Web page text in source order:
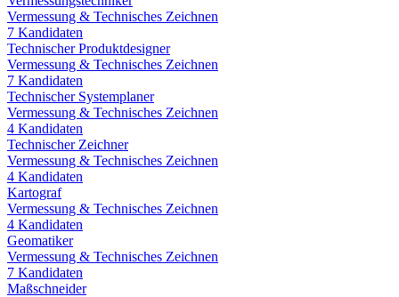
Vermessung & Technisches Zeichnen
7 Kandidaten
Technischer Produktdesigner
Vermessung & Technisches Zeichnen
7 Kandidaten
Technischer Systemplaner
Vermessung & Technisches Zeichnen
4 Kandidaten
Technischer Zeichner
Vermessung & Technisches Zeichnen
4 Kandidaten
Kartograf
Vermessung & Technisches Zeichnen
4 Kandidaten
Geomatiker
Vermessung & Technisches Zeichnen
7 Kandidaten
Maßschneider